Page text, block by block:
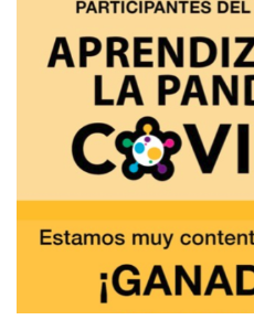
LITERATURA
INFANTIL